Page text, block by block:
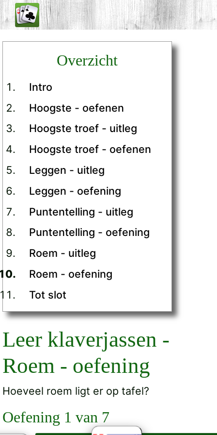
Overzicht
Intro
Hoogste - oefenen
Hoogste troef - uitleg
Hoogste troef - oefenen
Leggen - uitleg
Leggen - oefening
Puntentelling - uitleg
Puntentelling - oefening
Roem - uitleg
Roem - oefening
Tot slot
Leer klaverjassen -
Roem - oefening
Hoeveel roem ligt er op tafel?
Oefening 1 van 7